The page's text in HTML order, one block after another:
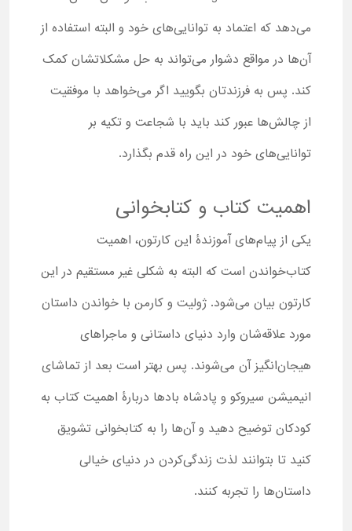
می‌دهد که اعتماد به توانایی‌های خود و البته استفاده از
آن‌ها در مواقع دشوار می‌تواند به حل مشکلاتشان کمک
کند. پس به فرزندتان بگویید اگر می‌خواهد با موفقیت
از چالش‌ها عبور کند باید با شجاعت و تکیه بر
توانایی‌های خود در این راه قدم بگذارد.
اهمیت کتاب و کتابخوانی
یکی از پیام‌های آموزندۀ این کارتون، اهمیت
کتاب‌خواندن است که البته به‌ شکلی غیر مستقیم در این
کارتون بیان می‌شود. ژولیت و کارمن با خواندن داستان
مورد علاقه‌شان وارد دنیای داستانی و ماجراهای
هیجان‌انگیز آن می‌شوند. پس بهتر است بعد از تماشای
انیمیشن سیروکو و پادشاه بادها دربارۀ اهمیت کتاب به
کودکان توضیح دهید و آن‌ها را به کتابخوانی تشویق
کنید تا بتوانند لذت زندگی‌کردن در دنیای خیالی
داستان‌ها را تجربه کنند.